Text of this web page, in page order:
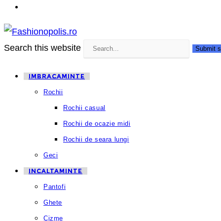
Search this website Submit
IMBRACAMINTE
Rochii
Rochii casual
Rochii de ocazie midi
Rochii de seara lungi
Geci
INCALTAMINTE
Pantofi
Ghete
Cizme